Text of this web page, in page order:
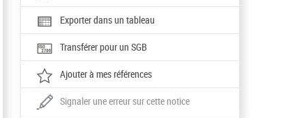
Exporter dans un tableau
Transférer pour un SGB
Ajouter à mes références
Signaler une erreur sur cette notice